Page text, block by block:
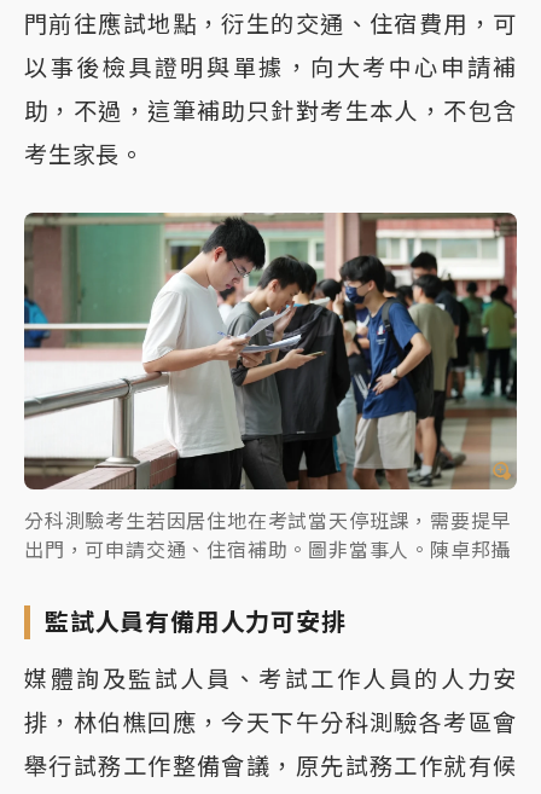
門前往應試地點，衍生的交通、住宿費用，可
以事後檢具證明與單據，向大考中心申請補
助，不過，這筆補助只針對考生本人，不包含
考生家長。
分科測驗考生若因居住地在考試當天停班課，需要提早
出門，可申請交通、住宿補助。圖非當事人。陳卓邦攝
監試人員有備用人力可安排
媒體詢及監試人員、考試工作人員的人力安
排，林伯樵回應，今天下午分科測驗各考區會
舉行試務工作整備會議，原先試務工作就有候